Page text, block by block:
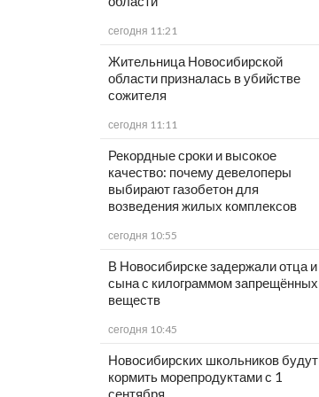
сегодня 11:21
Жительница Новосибирской
области призналась в убийстве
сожителя
сегодня 11:11
Рекордные сроки и высокое
качество: почему девелоперы
выбирают газобетон для
возведения жилых комплексов
сегодня 10:55
В Новосибирске задержали отца и
сына с килограммом запрещённых
веществ
сегодня 10:45
Новосибирских школьников будут
кормить морепродуктами с 1